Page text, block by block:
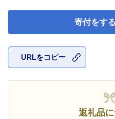
寄付をする
URLをコピー
返礼品